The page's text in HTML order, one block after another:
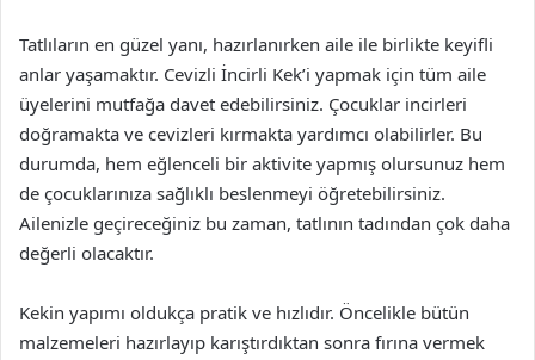
Tatlıların en güzel yanı, hazırlanırken aile ile birlikte keyifli
anlar yaşamaktır. Cevizli İncirli Kek’i yapmak için tüm aile
üyelerini mutfağa davet edebilirsiniz. Çocuklar incirleri
doğramakta ve cevizleri kırmakta yardımcı olabilirler. Bu
durumda, hem eğlenceli bir aktivite yapmış olursunuz hem
de çocuklarınıza sağlıklı beslenmeyi öğretebilirsiniz.
Ailenizle geçireceğiniz bu zaman, tatlının tadından çok daha
değerli olacaktır.
Kekin yapımı oldukça pratik ve hızlıdır. Öncelikle bütün
malzemeleri hazırlayıp karıştırdıktan sonra fırına vermek